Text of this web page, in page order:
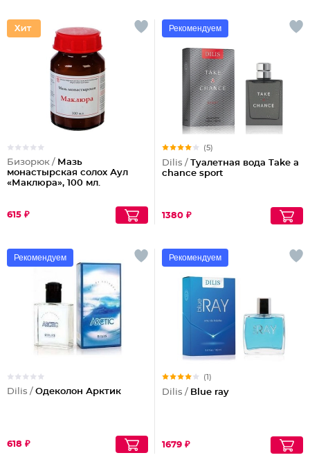
Бизорюк / Мазь
монастырская солох Аул
«Маклюра», 100 мл.
615 ₽
Рекомендуем
(5)
Dilis / Туалетная вода Take a
chance sport
1380 ₽
Рекомендуем
Dilis / Одеколон Арктик
618 ₽
Рекомендуем
(1)
Dilis / Blue ray
1679 ₽